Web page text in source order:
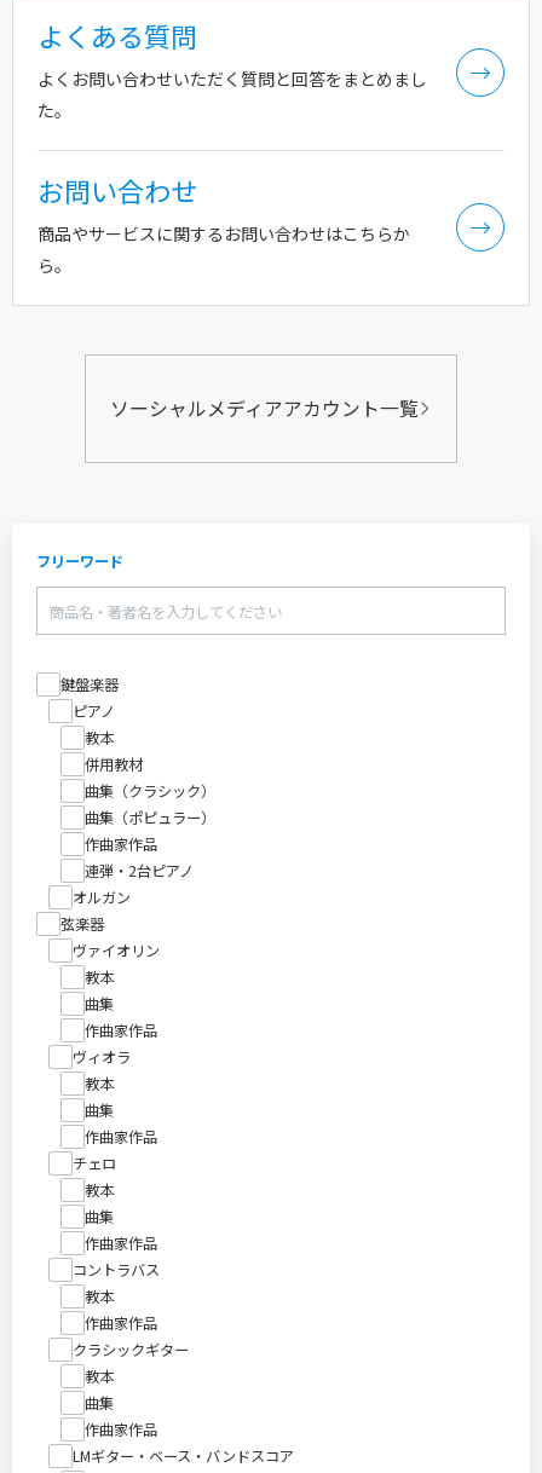
よくある質問
よくお問い合わせいただく質問と回答をまとめまし
た。
お問い合わせ
商品やサービスに関するお問い合わせはこちらか
ら。
ソーシャルメディアアカウント一覧
フリーワード
鍵盤楽器
ピアノ
教本
併用教材
曲集（クラシック）
曲集（ポピュラー）
作曲家作品
連弾・2台ピアノ
オルガン
弦楽器
ヴァイオリン
教本
曲集
作曲家作品
ヴィオラ
教本
曲集
作曲家作品
チェロ
教本
曲集
作曲家作品
コントラバス
教本
作曲家作品
クラシックギター
教本
曲集
作曲家作品
LMギター・ベース・バンドスコア